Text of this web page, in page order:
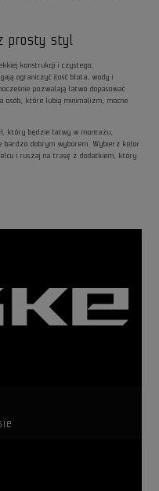
prosty styl
konstrukcji i czystego,
ograniczyć ilość błota, wody i
pozwalają łatwo dopasować
osób, które lubią minimalizm, mocne
który będzie łatwy w montażu,
bardzo dobrym wyborem. Wybierz kolor
i ruszaj na trasę z dodatkiem, który